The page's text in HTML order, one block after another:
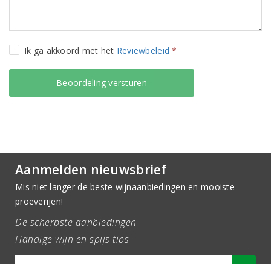
Ik ga akkoord met het Reviewbeleid *
Aanmelden nieuwsbrief
Mis niet langer de beste wijnaanbiedingen en mooiste
proeverijen!
De scherpste aanbiedingen
Handige wijn en spijs tips